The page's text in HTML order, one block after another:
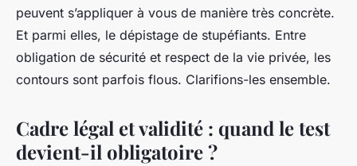
peuvent s’appliquer à vous de manière très concrète.
Et parmi elles, le dépistage de stupéfiants. Entre
obligation de sécurité et respect de la vie privée, les
contours sont parfois flous. Clarifions-les ensemble.
Cadre légal et validité : quand le test
devient-il obligatoire ?